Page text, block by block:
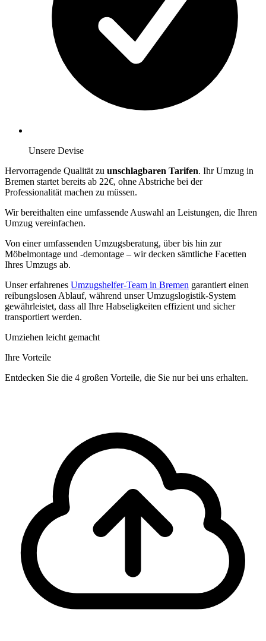
Unsere Devise
Hervorragende Qualität zu unschlagbaren Tarifen. Ihr Umzug in
Bremen startet bereits ab 22€, ohne Abstriche bei der
Professionalität machen zu müssen.
Wir bereithalten eine umfassende Auswahl an Leistungen, die Ihren
Umzug vereinfachen.
Von einer umfassenden Umzugsberatung, überbis hin zur
Möbelmontage und -demontage – wir decken sämtliche Facetten
Ihres Umzugs ab.
Unser erfahrenes Umzugshelfer-Team in Bremen garantiert einen
reibungslosen Ablauf, während unser Umzugslogistik-System
gewährleistet, dass all Ihre Habseligkeiten effizient und sicher
transportiert werden.
Umziehen leicht gemacht
Ihre Vorteile
Entdecken Sie die 4 großen Vorteile, die Sie nur bei uns erhalten.